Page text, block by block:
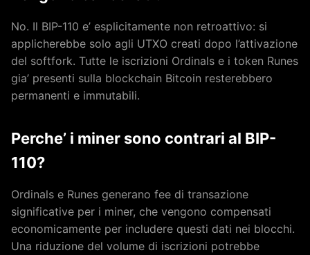
No. Il BIP-110 e’ esplicitamente non retroattivo: si
applicherebbe solo agli UTXO creati dopo l’attivazione
del softfork. Tutte le iscrizioni Ordinals e i token Runes
gia’ presenti sulla blockchain Bitcoin resterebbero
permanenti e immutabili.
Perche’ i miner sono contrari al BIP-
110?
Ordinals e Runes generano fee di transazione
significative per i miner, che vengono compensati
economicamente per includere questi dati nei blocchi.
Una riduzione del volume di iscrizioni potrebbe